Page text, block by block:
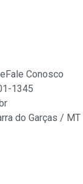
Fale Conosco
1345
do Garças / MT